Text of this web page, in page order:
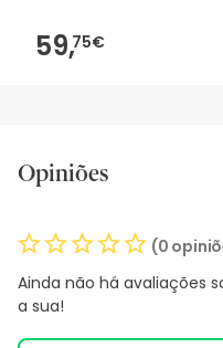
59,75€
Opiniões
(0
Ainda não há avaliações
a sua!